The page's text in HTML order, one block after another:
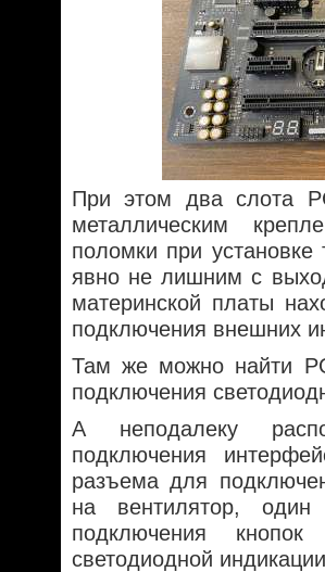
При этом два слота
металлическим
поломки при
явно не лишним с
материнской платы
подключения внешних
Там же можно найти
подключения
А неподалеку
подключения
разъема для
на вентилятор,
подключения
светодиодной